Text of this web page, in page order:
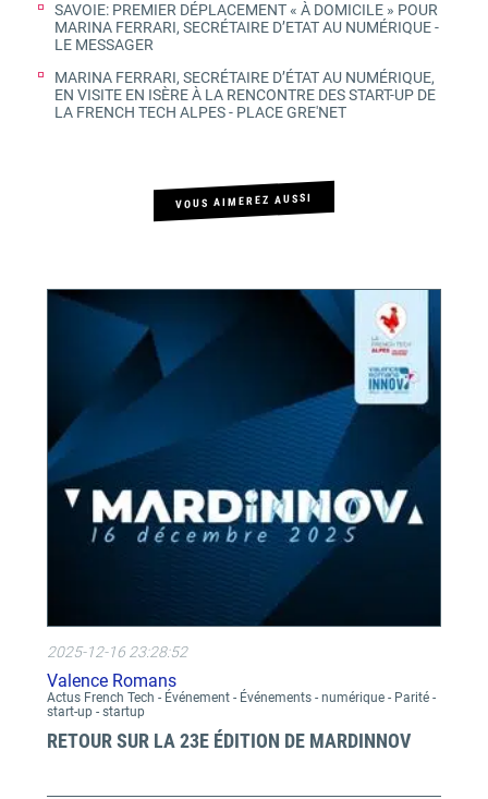
SAVOIE: PREMIER DÉPLACEMENT « À DOMICILE » POUR
MARINA FERRARI, SECRÉTAIRE D’ETAT AU NUMÉRIQUE -
LE MESSAGER
MARINA FERRARI, SECRÉTAIRE D’ÉTAT AU NUMÉRIQUE,
EN VISITE EN ISÈRE À LA RENCONTRE DES START-UP DE
LA FRENCH TECH ALPES - PLACE GRE'NET
VOUS AIMEREZ AUSSI
2025-12-16 23:28:52
Valence Romans
Actus French Tech - Événement - Événements - numérique - Parité -
start-up - startup
RETOUR SUR LA 23E ÉDITION DE MARDINNOV